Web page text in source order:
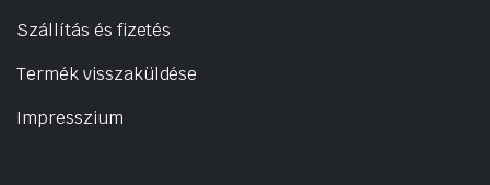
Szállítás és fizetés
Termék visszaküldése
Impresszium